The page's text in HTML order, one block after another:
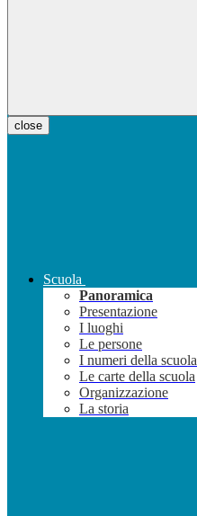
close
Scuola
Panoramica
Presentazione
I luoghi
Le persone
I numeri della scuola
Le carte della scuola
Organizzazione
La storia